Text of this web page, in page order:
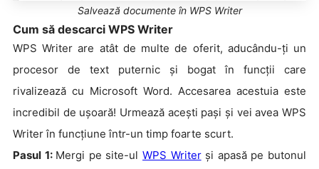
Salvează documente în WPS Writer
Cum să descarci WPS Writer
WPS Writer are atât de multe de oferit, aducându-ți un
procesor de text puternic și bogat în funcții care
rivalizează cu Microsoft Word. Accesarea acestuia este
incredibil de ușoară! Urmează acești pași și vei avea WPS
Writer în funcțiune într-un timp foarte scurt.
Pasul 1: Mergi pe site-ulWPS Writerși apasă pe butonul